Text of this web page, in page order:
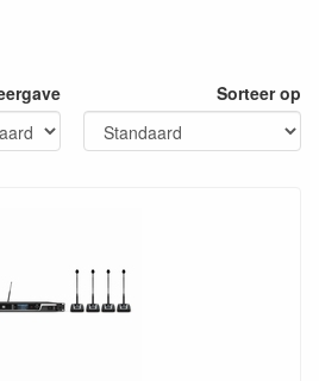
op meerdere locaties mogen
achter de merken in ons assortiment.
onze specialisten voor u klaar. Neem
Sorteer op